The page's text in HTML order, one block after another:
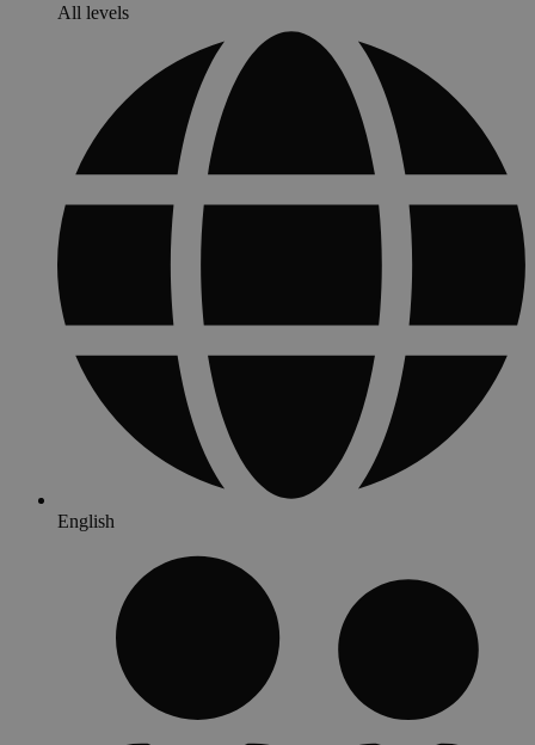
All levels
English